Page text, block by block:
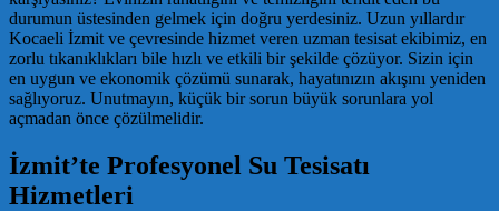
durumun üstesinden gelmek için doğru yerdesiniz. Uzun yıllardır
Kocaeli İzmit ve çevresinde hizmet veren uzman tesisat ekibimiz, en
zorlu tıkanıklıkları bile hızlı ve etkili bir şekilde çözüyor. Sizin için
en uygun ve ekonomik çözümü sunarak, hayatınızın akışını yeniden
sağlıyoruz. Unutmayın, küçük bir sorun büyük sorunlara yol
açmadan önce çözülmelidir.
İzmit’te Profesyonel Su Tesisatı
Hizmetleri